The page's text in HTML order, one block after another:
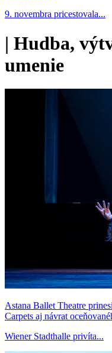
9. novembra pricestovala...
| Hudba,
umenie
Astana Ballet Theatre
Carpets aj návrat
Wiener Stadthalle privíta...